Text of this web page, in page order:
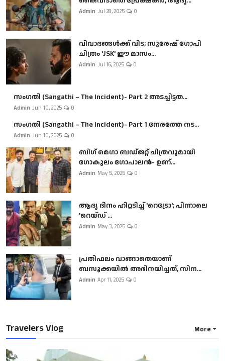
Admin Jul 28, 2025 0
വിവാദങ്ങൾക്ക് വിട; സുരേഷ് ഗോപി
ചിത്രം 'JSK' ഈ മാസം...
Admin Jul 16, 2025 0
സംഗതി (Sangathi – The Incident)- Part 2 അടച്ചിട്ടത...
Admin Jun 10, 2025 0
സംഗതി (Sangathi – The Incident)- Part 1 നേരത്തേ നട...
Admin Jun 10, 2025 0
ബി​ഗ് മെഗാ ബഡ്ജറ്റ് ചിത്രവുമായി
ഗോകുലം ഗോപാലൻ- ഉണ്...
Admin May 5, 2025 0
ആദ്യ ദിനം ഹിറ്റടിച്ച് 'റെട്രോ'; പിന്നാലെ
'റെയ്ഡ് ...
Admin May 3, 2025 0
പ്രതിഫലം വാങ്ങാതെയാണ്
ബസൂക്കയില്‍ അഭിനയിച്ചത്, സിന...
Admin Apr 11, 2025 0
Travelers Vlog More